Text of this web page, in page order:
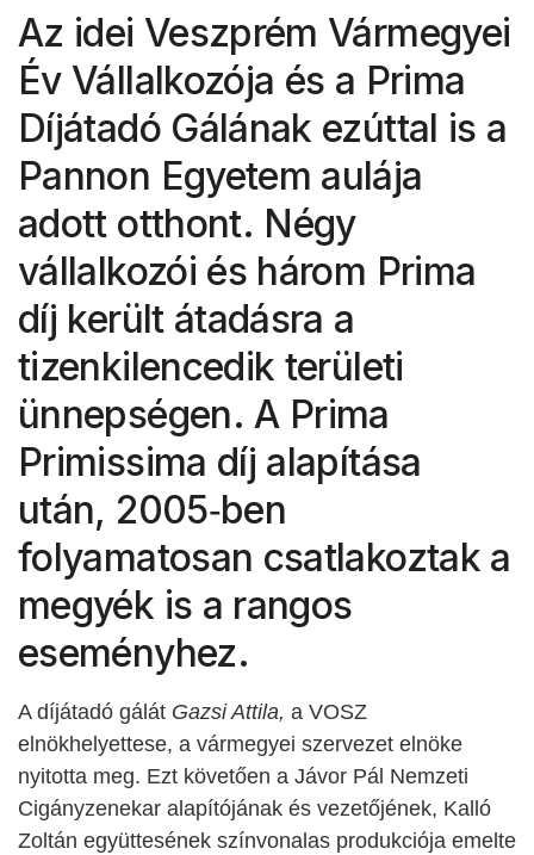
Az idei Veszprém Vármegyei
Év Vállalkozója és a Prima
Díjátadó Gálának ezúttal is a
Pannon Egyetem aulája
adott otthont. Négy
vállalkozói és három Prima
díj került átadásra a
tizenkilencedik területi
ünnepségen. A Prima
Primissima díj alapítása
után, 2005‑ben
folyamatosan csatlakoztak a
megyék is a rangos
eseményhez.
A díjátadó gálát Gazsi Attila, a VOSZ
elnökhelyettese, a vármegyei szervezet elnöke
nyitotta meg. Ezt követően a Jávor Pál Nemzeti
Cigányzenekar alapítójának és vezetőjének, Kalló
Zoltán együttesének színvonalas produkciója emelte